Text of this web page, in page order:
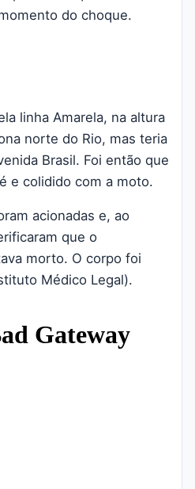
do choque.
linha Amarela, na altura
norte do Rio, mas teria
Brasil. Foi então que
e colidido com a moto.
acionadas e, ao
que o
morto. O corpo foi
Médico Legal).